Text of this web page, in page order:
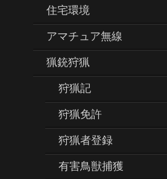
住宅環境
アマチュア無線
猟銃狩猟
狩猟記
狩猟免許
狩猟者登録
有害鳥獣捕獲